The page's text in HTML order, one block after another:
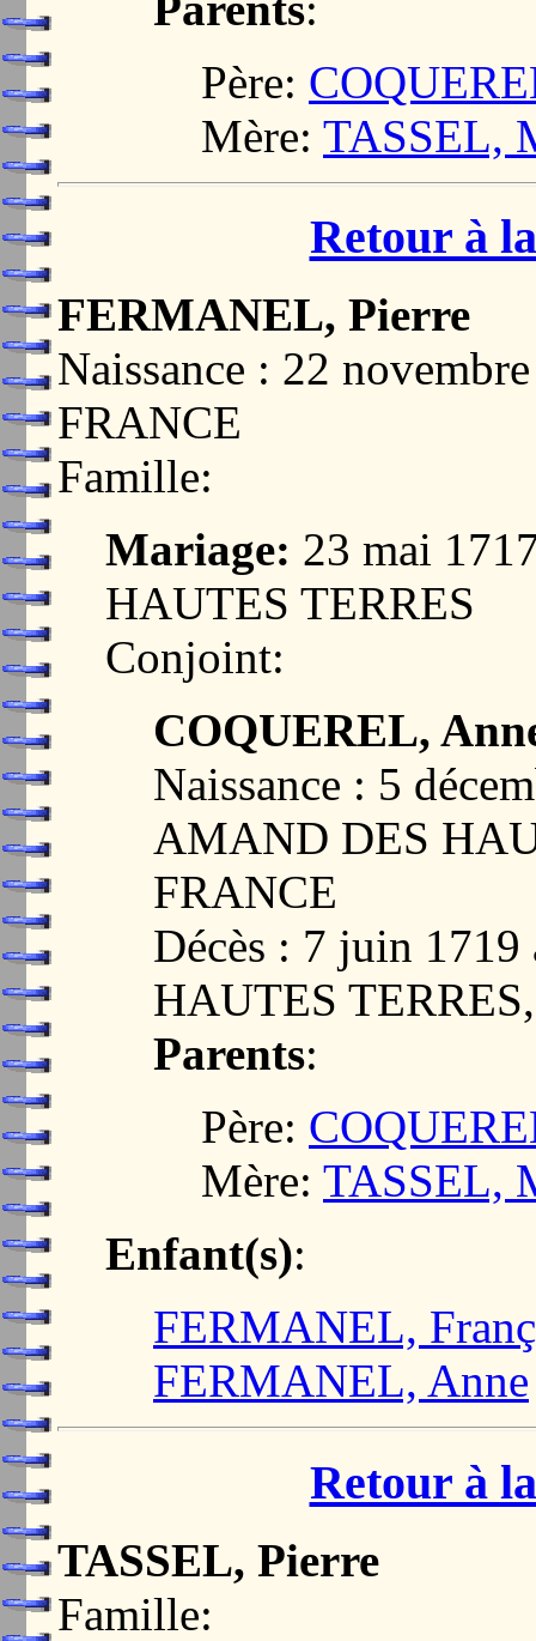
Père:
Mère: TASSEL,
Retour à
FERMANEL, Pierre
Naissance : 22
FRANCE
Famille:
Mariage: 23 mai
HAUTES TERRES
Conjoint:
COQUEREL,
Naissance : 5
AMAND DES
FRANCE
Décès : 7 juin
HAUTES
Parents:
Père:
Mère: TASSEL,
Enfant(s):
FERMANEL,
FERMANEL, Anne
Retour à
TASSEL, Pierre
Famille: